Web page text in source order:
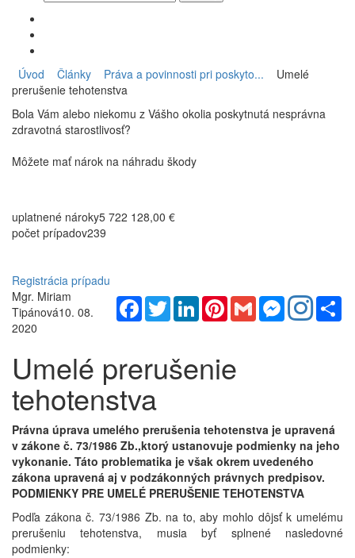
Úvod Články Práva a povinnosti pri poskyto...
Umelé
prerušenie tehotenstva
Bola Vám alebo niekomu z Vášho okolia poskytnutá nesprávna
zdravotná starostlivosť?
Môžete mať nárok na náhradu škody
uplatnené nároky5 722 128,00 €
počet prípadov239
Registrácia prípadu
Facebook
TwitterLinkedInPinterestGmail Messenger
Mgr. Miriam
Tipánová10. 08.
2020
Umelé prerušenie
tehotenstva
Právna úprava umelého prerušenia tehotenstva je upravená
v zákone č. 73/1986 Zb.,ktorý ustanovuje podmienky na jeho
vykonanie. Táto problematika je však okrem uvedeného
zákona upravená aj v podzákonných právnych predpisov.
PODMIENKY PRE UMELÉ PRERUŠENIE TEHOTENSTVA
Podľa zákona č. 73/1986 Zb. na to, aby mohlo dôjsť k umelému
prerušeniu tehotenstva, musia byť splnené nasledovné
podmienky: